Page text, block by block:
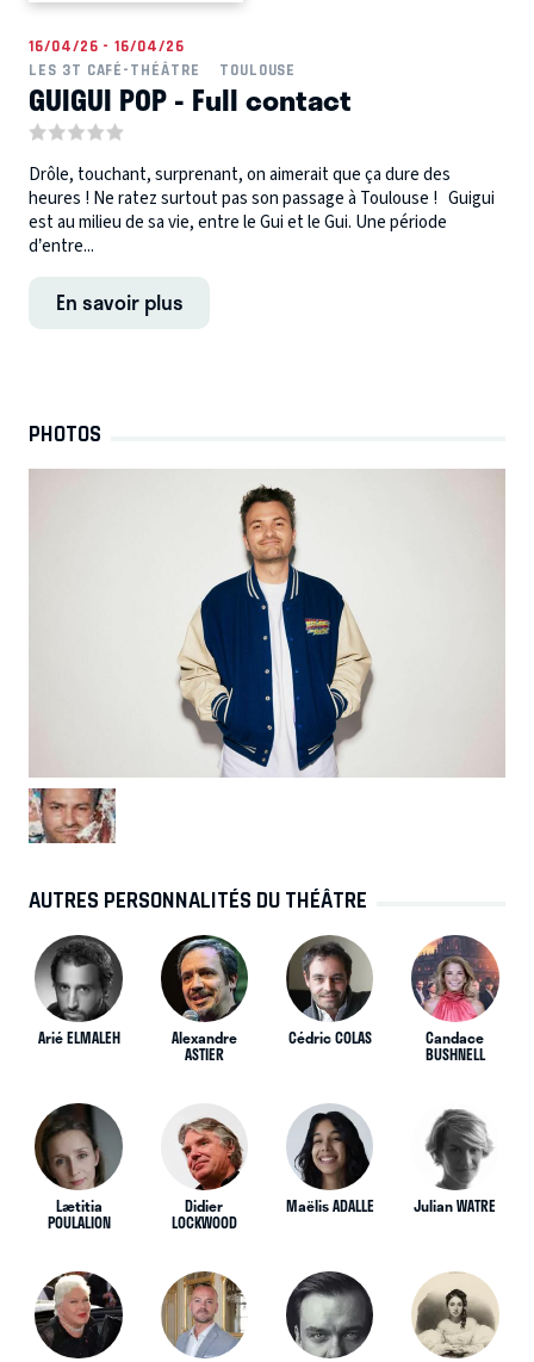
16/04/26 - 16/04/26
LES 3T CAFÉ-THÉÂTRE
TOULOUSE
GUIGUI POP - Full contact
Drôle, touchant, surprenant, on aimerait que ça dure des
heures ! Ne ratez surtout pas son passage à Toulouse ! Guigui
est au milieu de sa vie, entre le Gui et le Gui. Une période
d’entre...
En savoir plus
PHOTOS
AUTRES PERSONNALITÉS DU THÉÂTRE
Arié ELMALEH Alexandre
ASTIER
Cédric COLAS Candace
BUSHNELL
Lætitia
POULALION
Didier
LOCKWOOD
Maëlis ADALLE Julian WATRE